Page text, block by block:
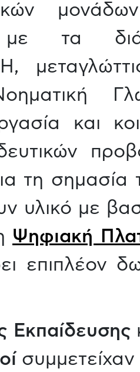
με τα
και
τη
υλικό με
Ψηφιακή
επιπλέον
Εκπαίδευσης
συμμετείχαν